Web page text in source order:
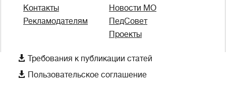
Контакты
Рекламодателям
Новости МО
ПедСовет
Проекты
 Требования к публикации статей
 Пользовательское соглашение